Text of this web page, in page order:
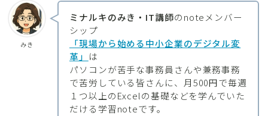
みき
ミナルキのみき・IT講師のnoteメンバー
シップ
「現場から始める中小企業のデジタル変
革」 は
パソコンが苦手な事務員さんや兼務事務
で苦労している皆さんに、月500円で毎週
１つ以上のExcelの基礎などを学んでいた
だける学習noteです。